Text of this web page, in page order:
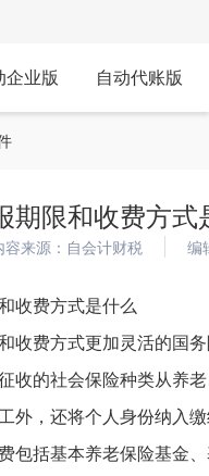
企业版 自动代账版
期限和收费方式
容来源：自会计财税 编
收费方式是什么
收费方式更加灵活的国
收的社会保险种类从养
外，还将个人身份纳入
包括基本养老保险基金